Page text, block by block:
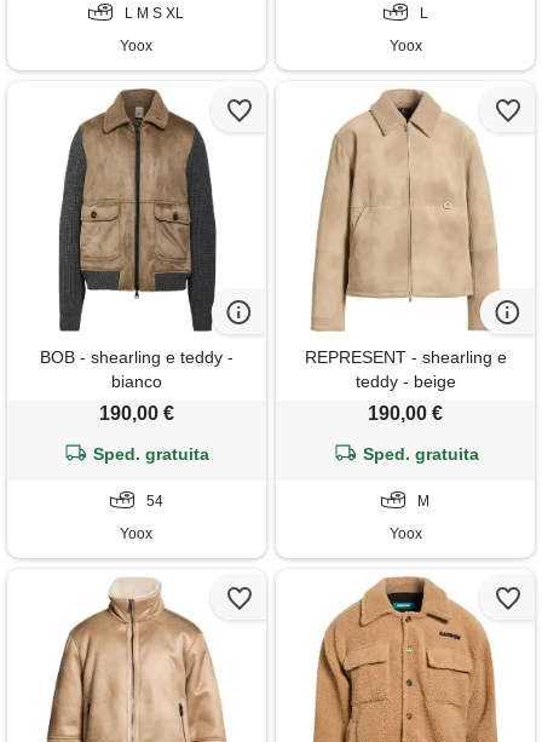
L M S XL
Yoox
L
Yoox
BOB - shearling e teddy -
bianco
190,00 €
Sped. gratuita
54
Yoox
REPRESENT - shearling e
teddy - beige
190,00 €
Sped. gratuita
M
Yoox